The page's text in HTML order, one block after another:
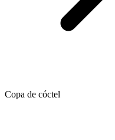
Copa de cóctel